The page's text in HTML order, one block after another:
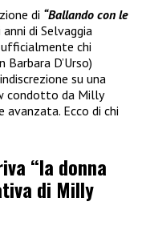
di “Ballando con le
di Selvaggia
chi
D’Urso)
su una
condotto da Milly
Ecco di chi
“la donna
di Milly